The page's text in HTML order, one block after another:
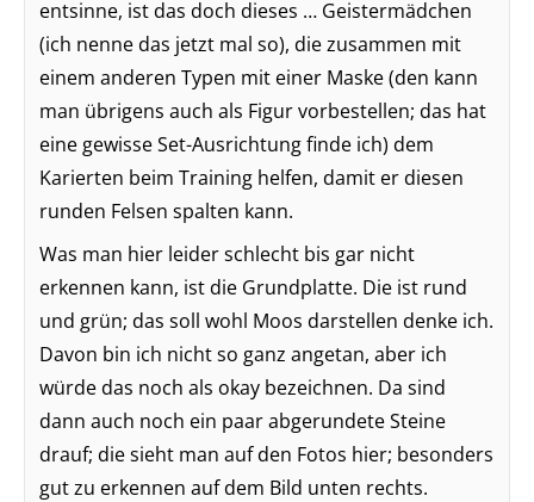
entsinne, ist das doch dieses … Geistermädchen
(ich nenne das jetzt mal so), die zusammen mit
einem anderen Typen mit einer Maske (den kann
man übrigens auch als Figur vorbestellen; das hat
eine gewisse Set-Ausrichtung finde ich) dem
Karierten beim Training helfen, damit er diesen
runden Felsen spalten kann.
Was man hier leider schlecht bis gar nicht
erkennen kann, ist die Grundplatte. Die ist rund
und grün; das soll wohl Moos darstellen denke ich.
Davon bin ich nicht so ganz angetan, aber ich
würde das noch als okay bezeichnen. Da sind
dann auch noch ein paar abgerundete Steine
drauf; die sieht man auf den Fotos hier; besonders
gut zu erkennen auf dem Bild unten rechts.